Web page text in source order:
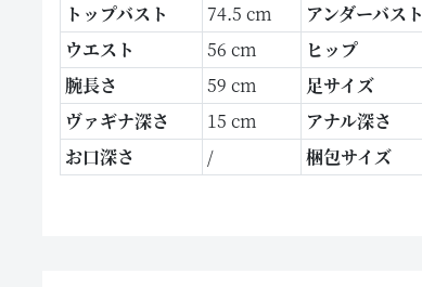
トップバスト
74.5 cm アンダーバスト
ウエスト
56 cm ヒップ
腕長さ
59 cm 足サイズ
ヴァギナ深さ
15 cm アナル深さ
お口深さ
/ 梱包サイズ